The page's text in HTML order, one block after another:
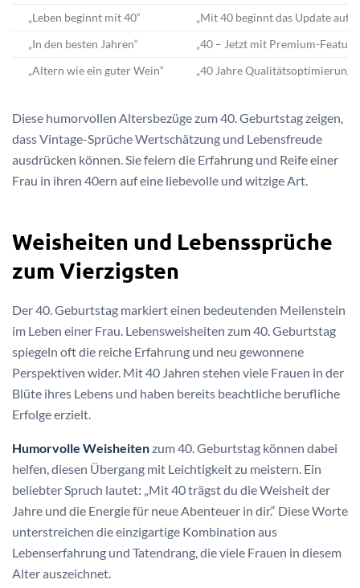
„Leben beginnt mit 40“ „Mit 40 beginnt das Update auf
„In den besten Jahren“ „40 – Jetzt mit Premium-
„Altern wie ein guter Wein“ „40 Jahre Qualitätsoptimierung
Diese humorvollen Altersbezüge zum 40. Geburtstag zeigen,
dass Vintage-Sprüche Wertschätzung und Lebensfreude
ausdrücken können. Sie feiern die Erfahrung und Reife einer
Frau in ihren 40ern auf eine liebevolle und witzige Art.
Weisheiten und Lebenssprüche
zum Vierzigsten
Der 40. Geburtstag markiert einen bedeutenden Meilenstein
im Leben einer Frau. Lebensweisheiten zum 40. Geburtstag
spiegeln oft die reiche Erfahrung und neu gewonnene
Perspektiven wider. Mit 40 Jahren stehen viele Frauen in der
Blüte ihres Lebens und haben bereits beachtliche berufliche
Erfolge erzielt.
Humorvolle Weisheitenzum 40. Geburtstag können dabei
helfen, diesen Übergang mit Leichtigkeit zu meistern. Ein
beliebter Spruch lautet: „Mit 40 trägst du die Weisheit der
Jahre und die Energie für neue Abenteuer in dir.“ Diese Worte
unterstreichen die einzigartige Kombination aus
Lebenserfahrung und Tatendrang, die viele Frauen in diesem
Alter auszeichnet.